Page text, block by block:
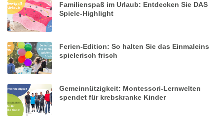
Familienspaß im Urlaub: Entdecken Sie DAS
Spiele-Highlight
Ferien-Edition: So halten Sie das Einmaleins
spielerisch frisch
Gemeinnützigkeit: Montessori-Lernwelten
spendet für krebskranke Kinder